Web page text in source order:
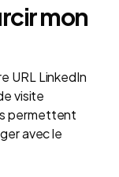
mon
URL LinkedIn
visite
permettent
avec le